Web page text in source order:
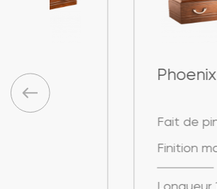
Fait de pin massif
Finition mate